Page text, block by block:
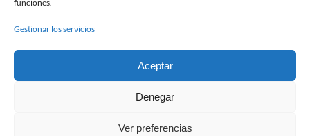
funciones.
Gestionar los servicios
Aceptar
Denegar
Ver preferencias
2026 Todos los derechos reservados © Fundación Pastor. Sitio web
Condiciones de contratación
Aviso legal